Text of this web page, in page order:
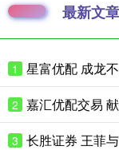
最新文章
1
2
3